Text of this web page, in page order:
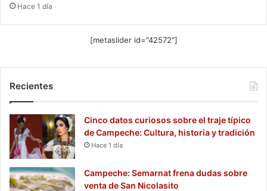
Hace 1 día
[metaslider id="42572"]
Recientes
Cinco datos curiosos sobre el traje típico
de Campeche: Cultura, historia y tradición
Hace 1 día
Campeche: Semarnat frena dudas sobre
venta de San Nicolasito